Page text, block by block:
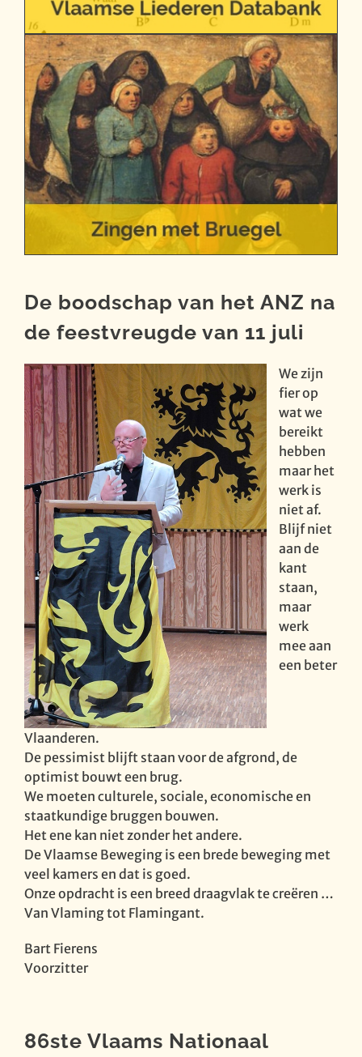
De boodschap van het ANZ na
de feestvreugde van 11 juli
We zijn
fier op
wat we
bereikt
hebben
maar het
werk is
niet af.
Blijf niet
aan de
kant
staan,
maar
werk
mee aan
een beter
Vlaanderen.
De pessimist blijft staan voor de afgrond, de
optimist bouwt een brug.
We moeten culturele, sociale, economische en
staatkundige bruggen bouwen.
Het ene kan niet zonder het andere.
De Vlaamse Beweging is een brede beweging met
veel kamers en dat is goed.
Onze opdracht is een breed draagvlak te creëren …
Van Vlaming tot Flamingant.
Bart Fierens
Voorzitter
86ste Vlaams Nationaal